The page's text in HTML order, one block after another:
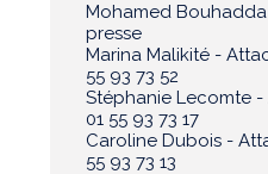
Mohamed
presse
Marina Malikité -
55 93 73 52
Stéphanie Lecomte
01 55 93 73 17
Caroline Dubois -
55 93 73 13